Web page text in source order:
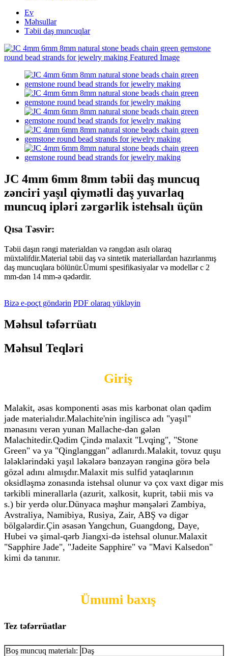
Ev
Məhsullar
Təbii daş muncuqlar
JC 4mm 6mm 8mm təbii daş muncuq
zənciri yaşıl qiymətli daş yuvarlaq
muncuq ipləri zərgərlik istehsalı üçün
Qısa Təsvir:
Təbii daşın rəngi materialdan və rəngdən asılı olaraq
müxtəlifdir.Material təbii daş və sintetik materiallardan hazırlanmış
daş muncuqlara bölünür.Ümumi spesifikasiyalar və modellər c 2
mm-dən 14 mm-ə qədərdir.
Bizə e-poçt göndərin PDF olaraq yükləyin
Məhsul təfərrüatı
Məhsul Teqləri
Giriş
Malakit, əsas komponenti əsas mis karbonat olan qədim
jade materialıdır.Malachite'nin ingiliscə adı "yaşıl"
mənasını verən yunan Mallache-dən gələn
Malachitedir.Qədim Çində malaxit "Lvqing", "Stone
Green" və ya "Qinglanggan" adlanırdı.Malakit, tovuz quşu
lələklərindəki yaşıl ləkələrə bənzəyən rənginə görə belə
gözəl adını almışdır.Malaxit mis sulfid yataqlarının
oksidləşmə zonasında istehsal olunur və çox vaxt digər mis
tərkibli minerallarla (azurit, xalkosit, kuprit, təbii mis və
s.) bir yerdə olur.Dünyaca məşhur mənşələri Zambiya,
Avstraliya, Namibiya, Rusiya, Zair, ABŞ və digər
bölgələrdir.Çin əsasən Yangchun, Guangdong, Daye,
Hubei və şimal-qərb Jiangxi-də istehsal olunur.Malaxit
"Sapphire Jade", "Jadeite Sapphire" və "Mavi Kalsedon"
kimi də tanınır.
Ümumi baxış
Tez təfərrüatlar
Boş muncuq materialı: Daş